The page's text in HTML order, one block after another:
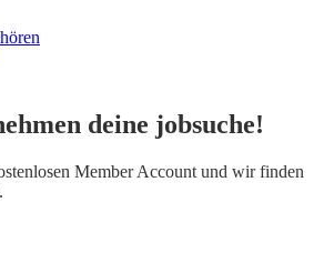
deine jobsuche!
Member Account und wir finden